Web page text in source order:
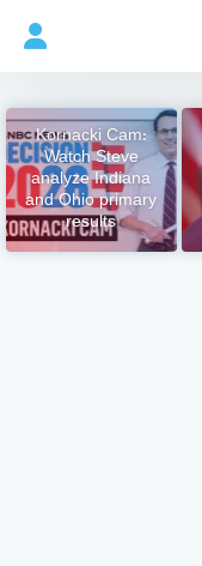
Kornacki Cam:
Watch Steve
analyze Indiana
and Ohio primary
results